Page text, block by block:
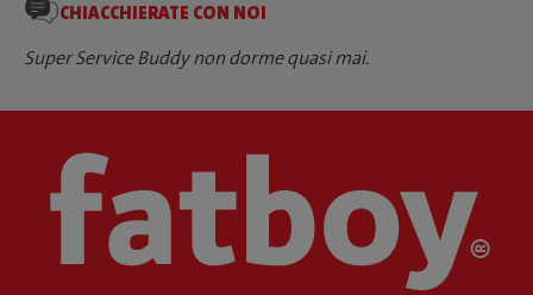
CHIACCHIERATE CON NOI
Super Service Buddy non dorme quasi mai.